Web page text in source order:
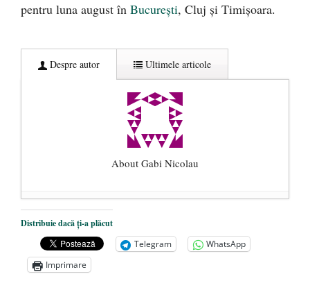
pentru luna august în București, Cluj și Timișoara.
Despre autor Ultimele articole
About Gabi Nicolau
Mintea cea de pe urmă/ România solicită
CE amânarea închiderii termocentralelor
de cărbune. Burduja: Nu avem cu ce să le
înlocuim
Distribuie dacă ți-a plăcut
Telegram
WhatsApp
Imprimare